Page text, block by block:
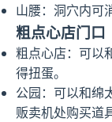
山腰：洞穴内可
粗点心店门口
粗点心店：可以
得扭蛋。
公园：可以和绵
贩卖机处购买道